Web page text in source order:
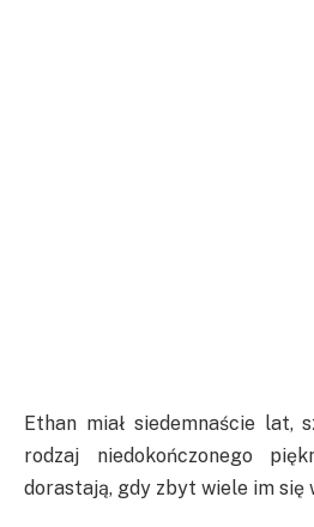
Ethan miał siedemnaście lat,
rodzaj niedokończonego
dorastają, gdy zbyt wiele im się